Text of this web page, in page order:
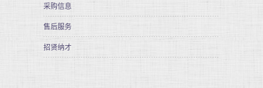
采购信息
售后服务
招贤纳才